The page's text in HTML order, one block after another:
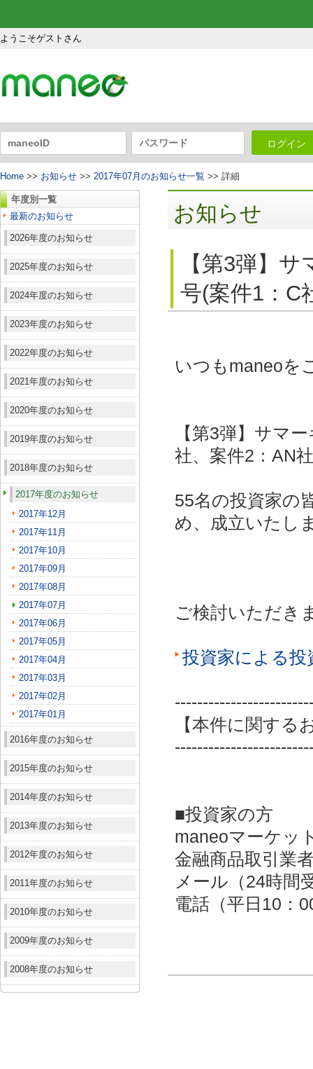
ようこそゲストさん
ログイン
Home >> お知らせ >> 2017年07月のお知らせ一覧 >> 詳細
年度別一覧
最新のお知らせ
2026年度のお知らせ
2025年度のお知らせ
2024年度のお知らせ
2023年度のお知らせ
2022年度のお知らせ
2021年度のお知らせ
2020年度のお知らせ
2019年度のお知らせ
2018年度のお知らせ
2017年度のお知らせ
2017年12月
2017年11月
2017年10月
2017年09月
2017年08月
2017年07月
2017年06月
2017年05月
2017年04月
2017年03月
2017年02月
2017年01月
2016年度のお知らせ
2015年度のお知らせ
2014年度のお知らせ
2013年度のお知らせ
2012年度のお知らせ
2011年度のお知らせ
2010年度のお知らせ
2009年度のお知らせ
2008年度のお知らせ
お知らせ
【第3弾】
号(案件1：C
いつもmaneoを
【第3弾】サマ
社、案件2：AN
55名の投資家の
め、成立いたし
ご検討いただき
投資家による
【本件に関する
■投資家の方
maneoマーケッ
金融商品取引業
メール（24時間
電話（平日10：